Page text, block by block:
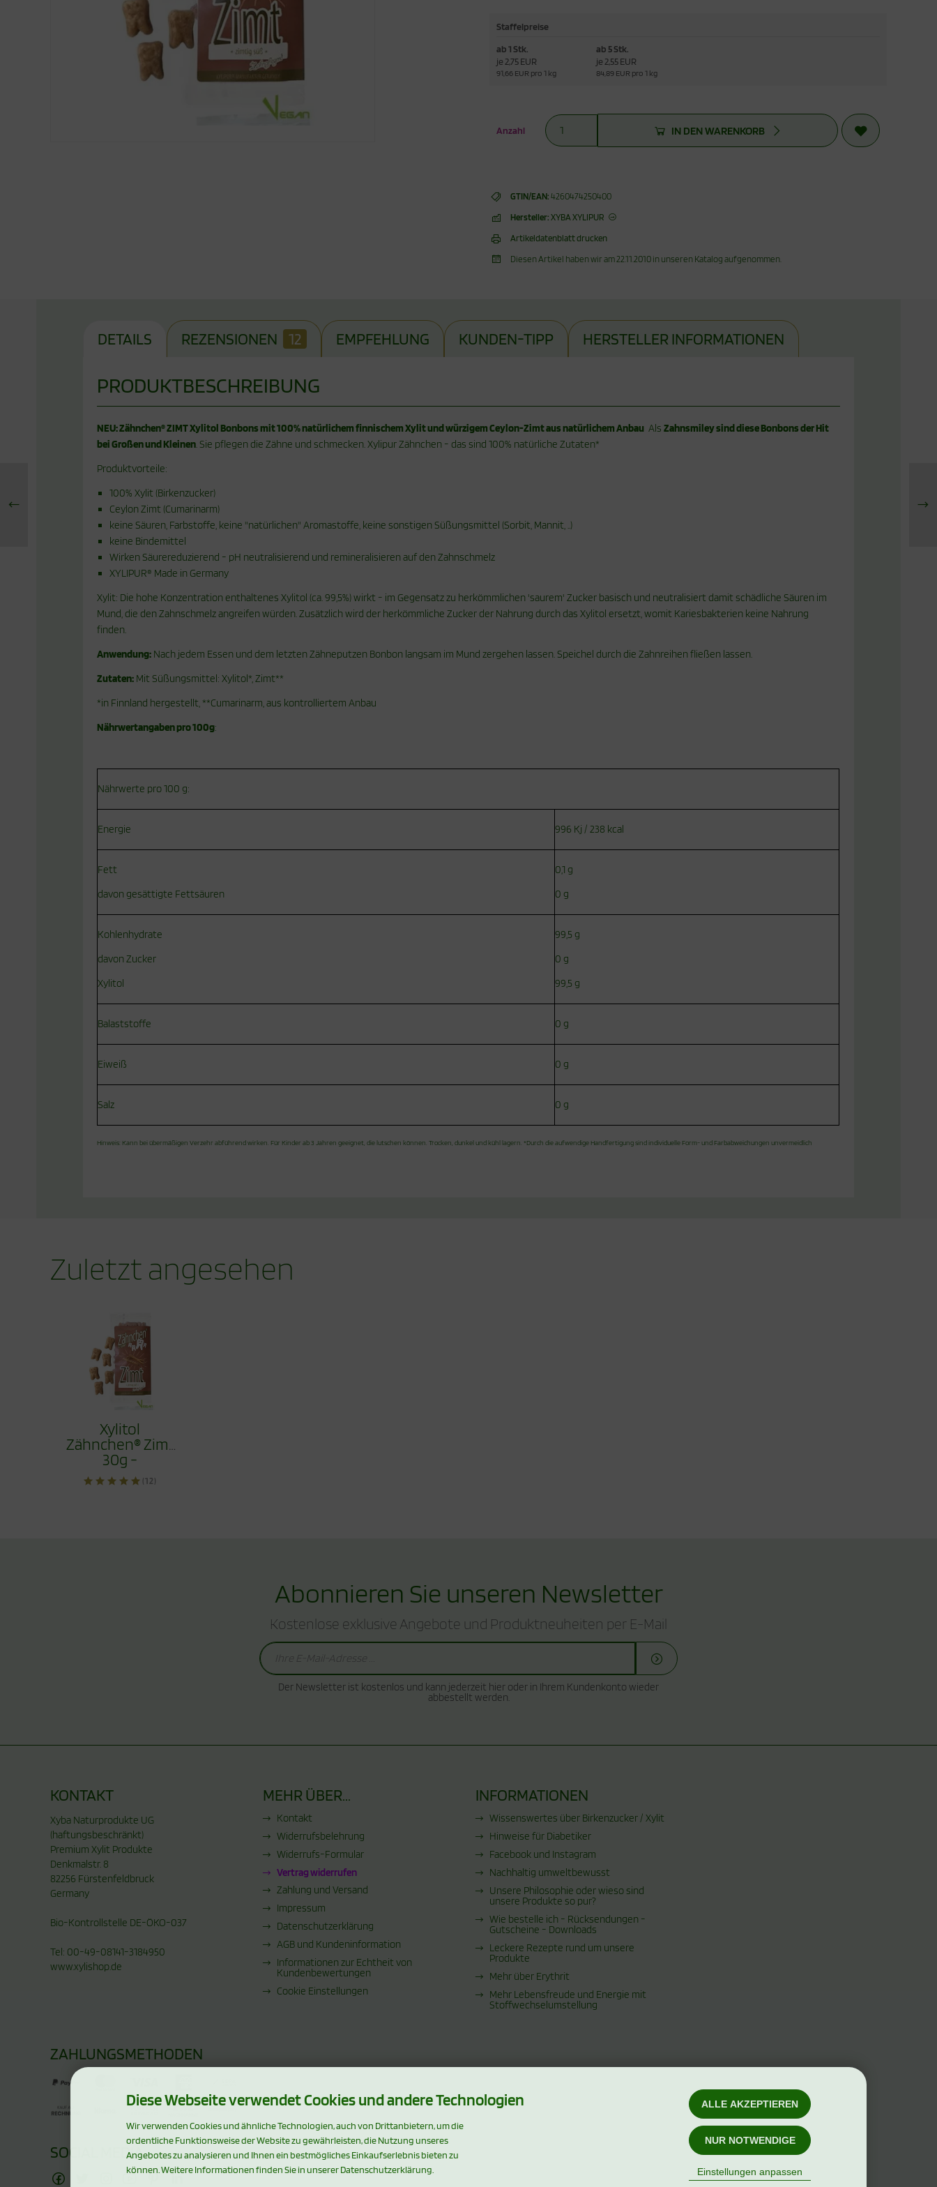
Staffelpreise
ab 1 Stk.
je 2,75 EUR
91,66 EUR pro 1 kg
ab 5 Stk.
je 2,55 EUR
84,89 EUR pro 1 kg
Anzahl IN DEN WARENKORB
GTIN/EAN: 4260474250400
Hersteller: XYBA XYLIPUR
Artikeldatenblatt drucken
Diesen Artikel haben wir am 22.11.2010 in unseren Katalog aufgenommen.
DETAILS REZENSIONEN 12 EMPFEHLUNG KUNDEN-TIPP HERSTELLER INFORMATIONEN
PRODUKTBESCHREIBUNG
NEU: Zähnchen® ZIMT Xylitol Bonbons mit 100% natürlichem finnischem Xylit und würzigem Ceylon-Zimt aus natürlichem Anbau AlsZahnsmiley sind diese Bonbons der Hit
bei Großen und Kleinen. Sie pflegen die Zähne und schmecken. Xylipur Zähnchen - das sind 100% natürliche Zutaten*
Produktvorteile:
100% Xylit (Birkenzucker)
Ceylon Zimt (Cumarinarm)
keine Säuren, Farbstoffe, keine "natürlichen" Aromastoffe, keine sonstigen Süßungsmittel (Sorbit, Mannit, ..)
keine Bindemittel
Wirken Säurereduzierend - pH neutralisierend und remineralisieren auf den Zahnschmelz
XYLIPUR® Made in Germany
Xylit: Die hohe Konzentration enthaltenes Xylitol (ca. 99,5%) wirkt - im Gegensatz zu herkömmlichen 'saurem' Zucker basisch und neutralisiert damit schädliche Säuren im
Mund, die den Zahnschmelz angreifen würden. Zusätzlich wird der herkömmliche Zucker der Nahrung durch das Xylitol ersetzt, womit Kariesbakterien keine Nahrung
finden.
Anwendung: Nach jedem Essen und dem letzten Zähneputzen Bonbon langsam im Mund zergehen lassen. Speichel durch die Zahnreihen fließen lassen.
Zutaten: Mit Süßungsmittel: Xylitol*, Zimt**
*in Finnland hergestellt, **Cumarinarm, aus kontrolliertem Anbau
Nährwertangaben pro 100g:
Nährwerte pro 100 g:
Energie 996 Kj / 238 kcal
Fett
davon gesättigte Fettsäuren
0,1 g
0 g
Kohlenhydrate
davon Zucker
Xylitol
99,5 g
0 g
99,5 g
Balaststoffe 0 g
Eiweiß 0 g
Salz 0 g
Hinweis: Kann bei übermäßigen Verzehr abführend wirken. Für Kinder ab 3 Jahren geeignet, die lutschen können. Trocken, dunkel und kühl lagern. *Durch die aufwendige Handfertigung sind individuelle Form- und Farbabweichungen unvermeidlich
Zuletzt angesehen
Xylitol
Zähnchen® Zimt
30g -
Zahnpflege
Bonbons(12)
Abonnieren Sie unseren Newsletter
Kostenlose exklusive Angebote und Produktneuheiten per E-Mail
Der Newsletter ist kostenlos und kann jederzeit hier oder in Ihrem Kundenkonto wieder
abbestellt werden.
KONTAKT
Xyba Naturprodukte UG
(haftungsbeschränkt)
Premium Xylit Produkte
Denkmalstr. 8
82256 Fürstenfeldbruck
Germany
Bio-Kontrollstelle DE-ÖKO-037
Tel: 00-49-08141-3184950
www.xylishop.de
MEHR ÜBER...
Kontakt
Widerrufsbelehrung
Widerrufs-Formular
Vertrag widerrufen
Zahlung und Versand
Impressum
Datenschutzerklärung
AGB und Kundeninformation
Informationen zur Echtheit von
Kundenbewertungen
Cookie Einstellungen
INFORMATIONEN
Wissenswertes über Birkenzucker / Xylit
Hinweise für Diabetiker
Facebook und Instagram
Nachhaltig umweltbewusst
Unsere Philosophie oder wieso sind
unsere Produkte so pur?
Wie bestelle ich - Rücksendungen -
Gutscheine - Downloads
Leckere Rezepte rund um unsere
Produkte
Mehr über Erythrit
Mehr Lebensfreude und Energie mit
Stoffwechselumstellung
ZAHLUNGSMETHODEN
SOCIAL MEDIA
Diese Webseite verwendet Cookies und andere Technologien
Wir verwenden Cookies und ähnliche Technologien, auch von Drittanbietern, um die
ordentliche Funktionsweise der Website zu gewährleisten, die Nutzung unseres
Angebotes zu analysieren und Ihnen ein bestmögliches Einkaufserlebnis bieten zu
können. Weitere Informationen finden Sie in unserer Datenschutzerklärung.
ALLE AKZEPTIEREN
NUR NOTWENDIGE
Einstellungen anpassen